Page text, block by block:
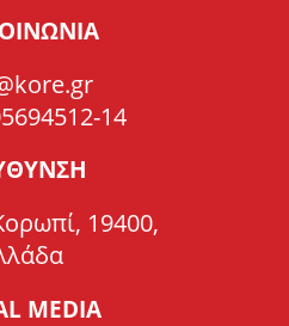
14
19400,
MEDIA